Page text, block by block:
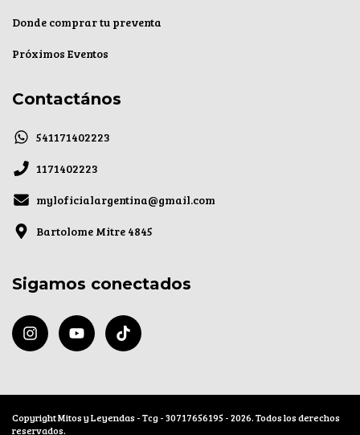
Donde comprar tu preventa
Próximos Eventos
Contactános
541171402223
1171402223
myloficialargentina@gmail.com
Bartolome Mitre 4845
Sigamos conectados
Copyright Mitos y Leyendas - Tcg - 30717656195 - 2026. Todos los derechos
reservados.